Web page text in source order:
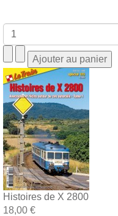
Histoires de X 2800
18,00 €